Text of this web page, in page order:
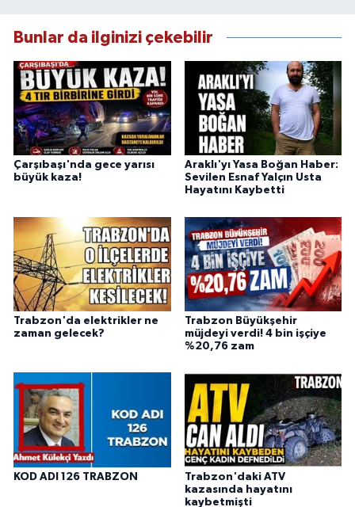
Bunlar da ilginizi çekebilir
Çarşıbaşı'nda gece yarısı
büyük kaza!
Araklı'yı Yasa Boğan Haber:
Sevilen Esnaf Yalçın Usta
Hayatını Kaybetti
Trabzon'da elektrikler ne
zaman gelecek?
Trabzon Büyükşehir
müjdeyi verdi! 4 bin işçiye
%20,76 zam
KOD ADI 126 TRABZON
Trabzon'daki ATV
kazasında hayatını
kaybetmişti